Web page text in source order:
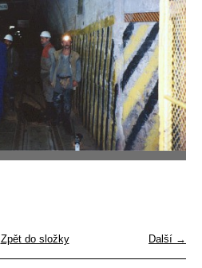
Další →
Zpět do složky